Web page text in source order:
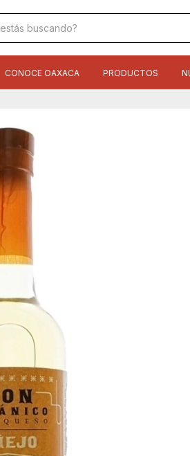
CONOCE OAXACA PRODUCTOS